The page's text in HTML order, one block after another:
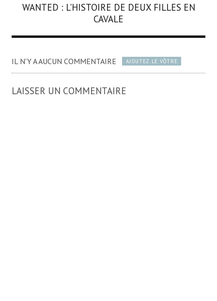
WANTED : L'HISTOIRE DE DEUX FILLES EN
CAVALE
IL N'Y A AUCUN COMMENTAIRE AJOUTEZ LE VÔTRE
LAISSER UN COMMENTAIRE